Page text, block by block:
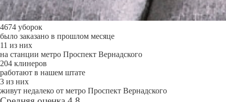
4674 уборок
было заказано в прошлом месяце
11 из них
на станции метро Проспект Вернадского
204 клинеров
работают в нашем штате
3 из них
живут недалеко от метро Проспект Вернадского